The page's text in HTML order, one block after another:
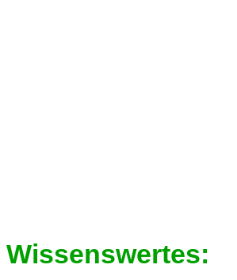
Wissenswertes: